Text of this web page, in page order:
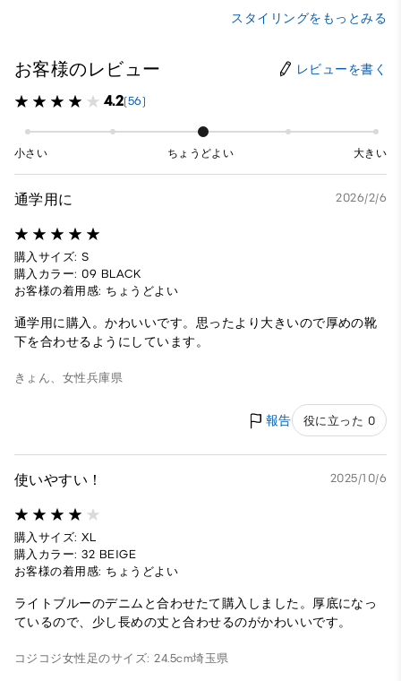
スタイリングをもっとみる
お客様のレビュー レビューを書く
4.2(56)
小さい ちょうどよい 大きい
通学用に 2026/2/6
購入サイズ: S
購入カラー: 09 BLACK
お客様の着用感: ちょうどよい
通学用に購入。かわいいです。思ったより大きいので厚めの靴
下を合わせるようにしています。
きょん、 女性兵庫県
報告 役に立った 0
使いやすい！ 2025/10/6
購入サイズ: XL
購入カラー: 32 BEIGE
お客様の着用感: ちょうどよい
ライトブルーのデニムと合わせたて購入しました。厚底になっ
ているので、少し長めの丈と合わせるのがかわいいです。
コジコジ女性 足のサイズ: 24.5cm埼玉県